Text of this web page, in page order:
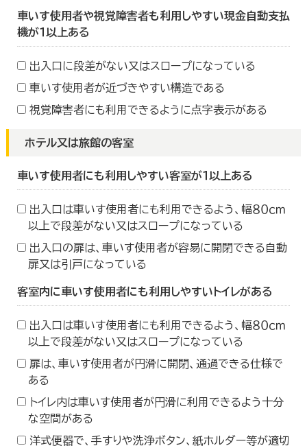
車いす使用者や視覚障害者も利用しやすい現金自動支払
機が１以上ある
出入口に段差がない又はスロープになっている
車いす使用者が近づきやすい構造である
視覚障害者にも利用できるように点字表示がある
ホテル又は旅館の客室
車いす使用者にも利用しやすい客室が１以上ある
出入口は車いす使用者にも利用できるよう、幅８０ｃｍ
以上で段差がない又はスロープになっている
出入口の扉は、車いす使用者が容易に開閉できる自動
扉又は引戸になっている
客室内に車いす使用者にも利用しやすいトイレがある
出入口は車いす使用者にも利用できるよう、幅８０ｃｍ
以上で段差がない又はスロープになっている
扉は、車いす使用者が円滑に開閉、通過できる仕様で
ある
トイレ内は車いす使用者が円滑に利用できるよう十分
な空間がある
洋式便器で、手すりや洗浄ボタン、紙ホルダー等が適切